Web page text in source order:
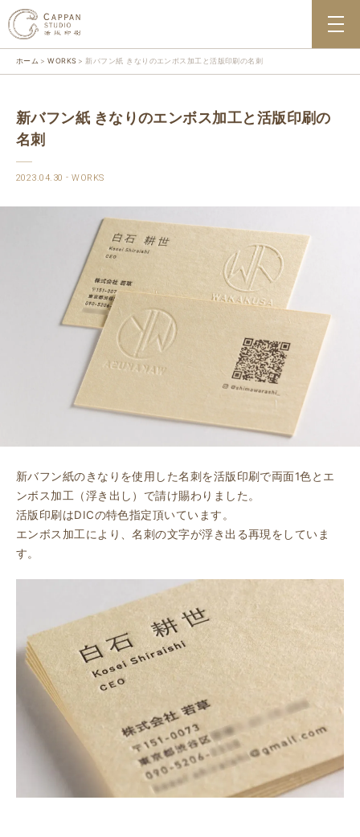
ホーム WORKS 新バフン紙 きなりのエンボス加工と活版印刷の名刺
新バフン紙 きなりのエンボス加工と活版印刷の
名刺
2023.04.30 WORKS
新バフン紙のきなりを使用した名刺を活版印刷で両面1色とエ
ンボス加工（浮き出し）で請け賜わりました。
活版印刷はDICの特色指定頂いています。
エンボス加工により、名刺の文字が浮き出る再現をしていま
す。